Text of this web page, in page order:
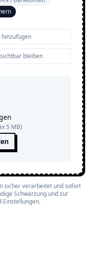
5 MB)
sicher verarbeitet und sofort
Schwärzung und zur
Einstellungen.